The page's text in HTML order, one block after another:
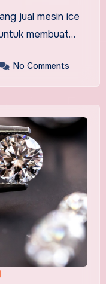
jual mesin ice
membuat…
No Comments